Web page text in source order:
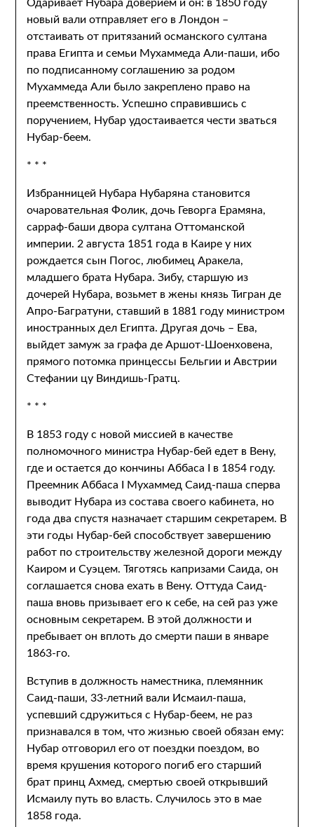
Одаривает Нубара доверием и он: в 1850 году
новый вали отправляет его в Лондон –
отстаивать от притязаний османского султана
права Египта и семьи Мухаммеда Али-паши, ибо
по подписанному соглашению за родом
Мухаммеда Али было закреплено право на
преемственность. Успешно справившись с
поручением, Нубар удостаивается чести зваться
Нубар-беем.
* * *
Избранницей Нубара Нубаряна становится
очаровательная Фолик, дочь Геворга Ерамяна,
сарраф-баши двора султана Оттоманской
империи. 2 августа 1851 года в Каире у них
рождается сын Погос, любимец Аракела,
младшего брата Нубара. Зибу, старшую из
дочерей Нубара, возьмет в жены князь Тигран де
Апро-Багратуни, ставший в 1881 году министром
иностранных дел Египта. Другая дочь – Ева,
выйдет замуж за графа де Аршот-Шоенховена,
прямого потомка принцессы Бельгии и Австрии
Стефании цу Виндишь-Гратц.
* * *
В 1853 году с новой миссией в качестве
полномочного министра Нубар-бей едет в Вену,
где и остается до кончины Аббаса I в 1854 году.
Преемник Аббаса I Мухаммед Саид-паша сперва
выводит Нубара из состава своего кабинета, но
года два спустя назначает старшим секретарем. В
эти годы Нубар-бей способствует завершению
работ по строительству железной дороги между
Каиром и Суэцем. Тяготясь капризами Саида, он
соглашается снова ехать в Вену. Оттуда Саид-
паша вновь призывает его к себе, на сей раз уже
основным секретарем. В этой должности и
пребывает он вплоть до смерти паши в январе
1863-го.
Вступив в должность наместника, племянник
Саид-паши, 33-летний вали Исмаил-паша,
успевший сдружиться с Нубар-беем, не раз
признавался в том, что жизнью своей обязан ему:
Нубар отговорил его от поездки поездом, во
время крушения которого погиб его старший
брат принц Ахмед, смертью своей открывший
Исмаилу путь во власть. Случилось это в мае
1858 года.